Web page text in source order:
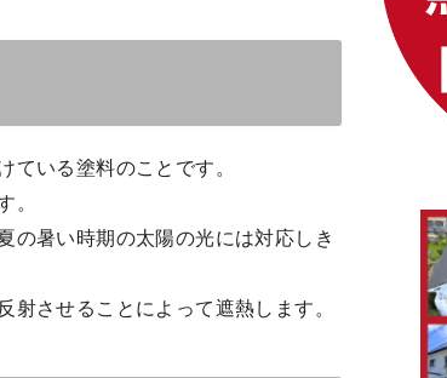
ている塗料のことです。
。
の暑い時期の太陽の光には対応しき
させることによって遮熱します。